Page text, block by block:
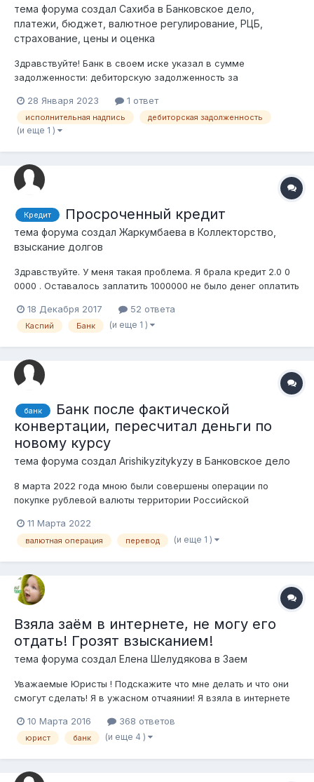
тема форума создал Сахиба в Банковское дело,
платежи, бюджет, валютное регулирование, РЦБ,
страхование, цены и оценка
Здравствуйте! Банк в своем иске указал в сумме
задолженности: дебиторскую задолженность за
отменена. Однако банк, подав иск в суд, приобщил к сумме
задолженности расходы по совершению исполнительной
надписи. Вопрос - законны ли треб...
28 Января 2023 1 ответ
исполнительная надпись дебиторская задолженность
(и еще 1 )
Кредит Просроченный кредит
тема форума создал Жаркумбаева в Коллекторство,
взыскание долгов
Здравствуйте. У меня такая проблема. Я брала кредит 2.0 0
0000 . Оставалось заплатить 1000000 не было денег оплатить
льготный период но они не озвучили что большой процент . Я
платила год но сумма задолжности не уменьшается. Что мне
18 Декабря 2017 52 ответа
Каспий Банк (и еще 1 )
банк
Банк после фактической
конвертации, пересчитал деньги по
новому курсу
тема форума создал Arishikyzitykyzy в Банковское дело
8 марта 2022 года мною были совершены операции по
покупке рублевой валюты территории Российской
марта 2022 года банк Forte пересчитал конвертацию тенге в
рубли по курсу, который отличается от фактического курса
11 Марта 2022
валютная операция перевод (и еще 1 )
Взяла заём в интернете, не могу его
отдать! Грозят взысканием!
тема форума создал Елена Шелудякова в Заем
Уважаемые Юристы ! Подскажите что мне делать и что они
смогут сделать! Я в ужасном отчаянии! Я взяла в интернете
смогла вовремя отдать, тут и всё пошло и поехало. Что бы
продлить займ на неделю надо заплатить 5000 тенге, но и
10 Марта 2016 368 ответов
юрист банк (и еще 4 )